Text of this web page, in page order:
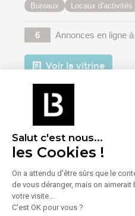
Salut c'est nous...
les Cookies !
On a attendu d'être sûrs que le
de vous déranger, mais on
votre visite...
C'est OK pour vous ?
Bureaux Locaux d'activités
6 Annonces en ligneà
Voir la vitrine
VESTA GROUPE